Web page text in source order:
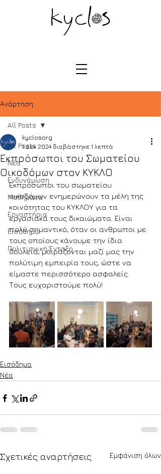
Ανάρτηση
All Posts
Νέα
Ενδυνάμωση
Μαθήματα
Εργαστήρια
Εισόδημα
Πολιτισμική Ένταξη
All Posts
Εκπρόσωποι του Σωματείου
Οικοδόμων στον ΚΥΚΛΟ
kyclosorg
1 Δεκ 2024 διαβάστηκε 1 λεπτά
Εκπρόσωποι του σωματείου
οικοδόμων ενημερώνουν τα μέλη της
κοινότητας του ΚΥΚΛΟΥ για τα
εργασιακά τους δικαιώματα. Είναι
πολύ σημαντικό, όταν οι ανθρωποι με
τους οποίους κάνουμε την ίδια
δουλειά, μοιράζονται μαζί μας την
πολύτιμη εμπειρία τους, ώστε να
είμαστε περισσότερο ασφαλείς.
Τους ευχαριστούμε πολύ!
Εισόδημα
Νέα
Σχετικές αναρτήσεις Εμφάνιση όλων